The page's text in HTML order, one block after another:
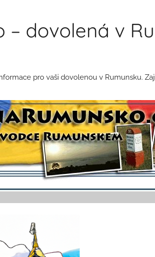
– dovolená v
pro vaši dovolenou v Rumunsku.